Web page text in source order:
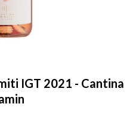
IGT 2021 - Cantina